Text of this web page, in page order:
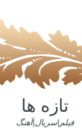
تازه ها
فیلم|سریال|آهنگ